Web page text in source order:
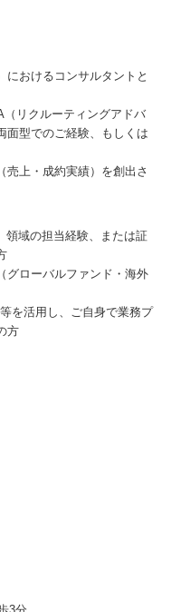
におけるコンサルタントと
（リクルーティングアドバ
面型でのご経験、もしくは
売上・成約実績）を創出さ
領域の担当経験、または証
グローバルファンド・海外
を活用し、ご自身で業務プ
方